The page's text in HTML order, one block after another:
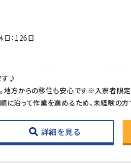
：126日
す♪
地方からの移住も安心です※入寮者限定
詳細を見る